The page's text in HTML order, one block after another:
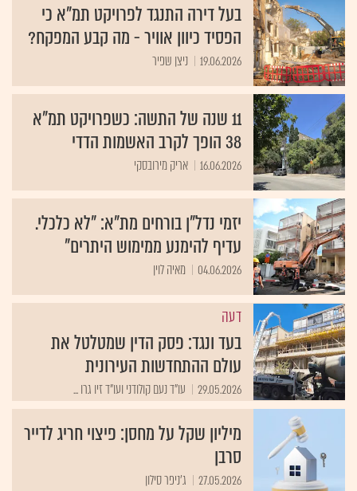
בעל דירה התנגד לפרויקט תמ"א כי
הפסיד כיוון אוויר - מה קבע המפקח?
19.06.2026 ניצן שפיר
11 שנה של התשה: כשפרויקט תמ"א
38 הופך לקרב האשמות הדדי
16.06.2026 אריק מירובסקי
יזמי נדל"ן בורחים מת"א: "לא כלכלי.
עדיף להימנע ממימוש היתרים"
04.06.2026 מאיה לוין
דעה
בעד ונגד: פסק הדין שמטלטל את
עולם ההתחדשות העירונית
29.05.2026 עו"ד נעם קולודני ועו"ד זיו גרו ...
מיליון שקל על מחסן: פיצוי חריג לדייר
סרבן
27.05.2026 ג'ניפר סילון